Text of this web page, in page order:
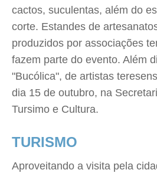
cactos, suculentas, além do
corte. Estandes de
produzidos por associações
fazem parte do evento. Além
"Bucólica", de artistas
dia 15 de outubro, na
Tursimo e Cultura.
TURISMO
Aproveitando a visita pela